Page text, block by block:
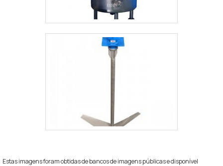
Estas imagens foram obtidas de bancos de imagens públicas e disponível